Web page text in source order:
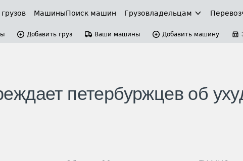
МашиныПоиск машин Грузовладельцам
Добавить груз Ваши машины Добавить машину
петербуржцев об